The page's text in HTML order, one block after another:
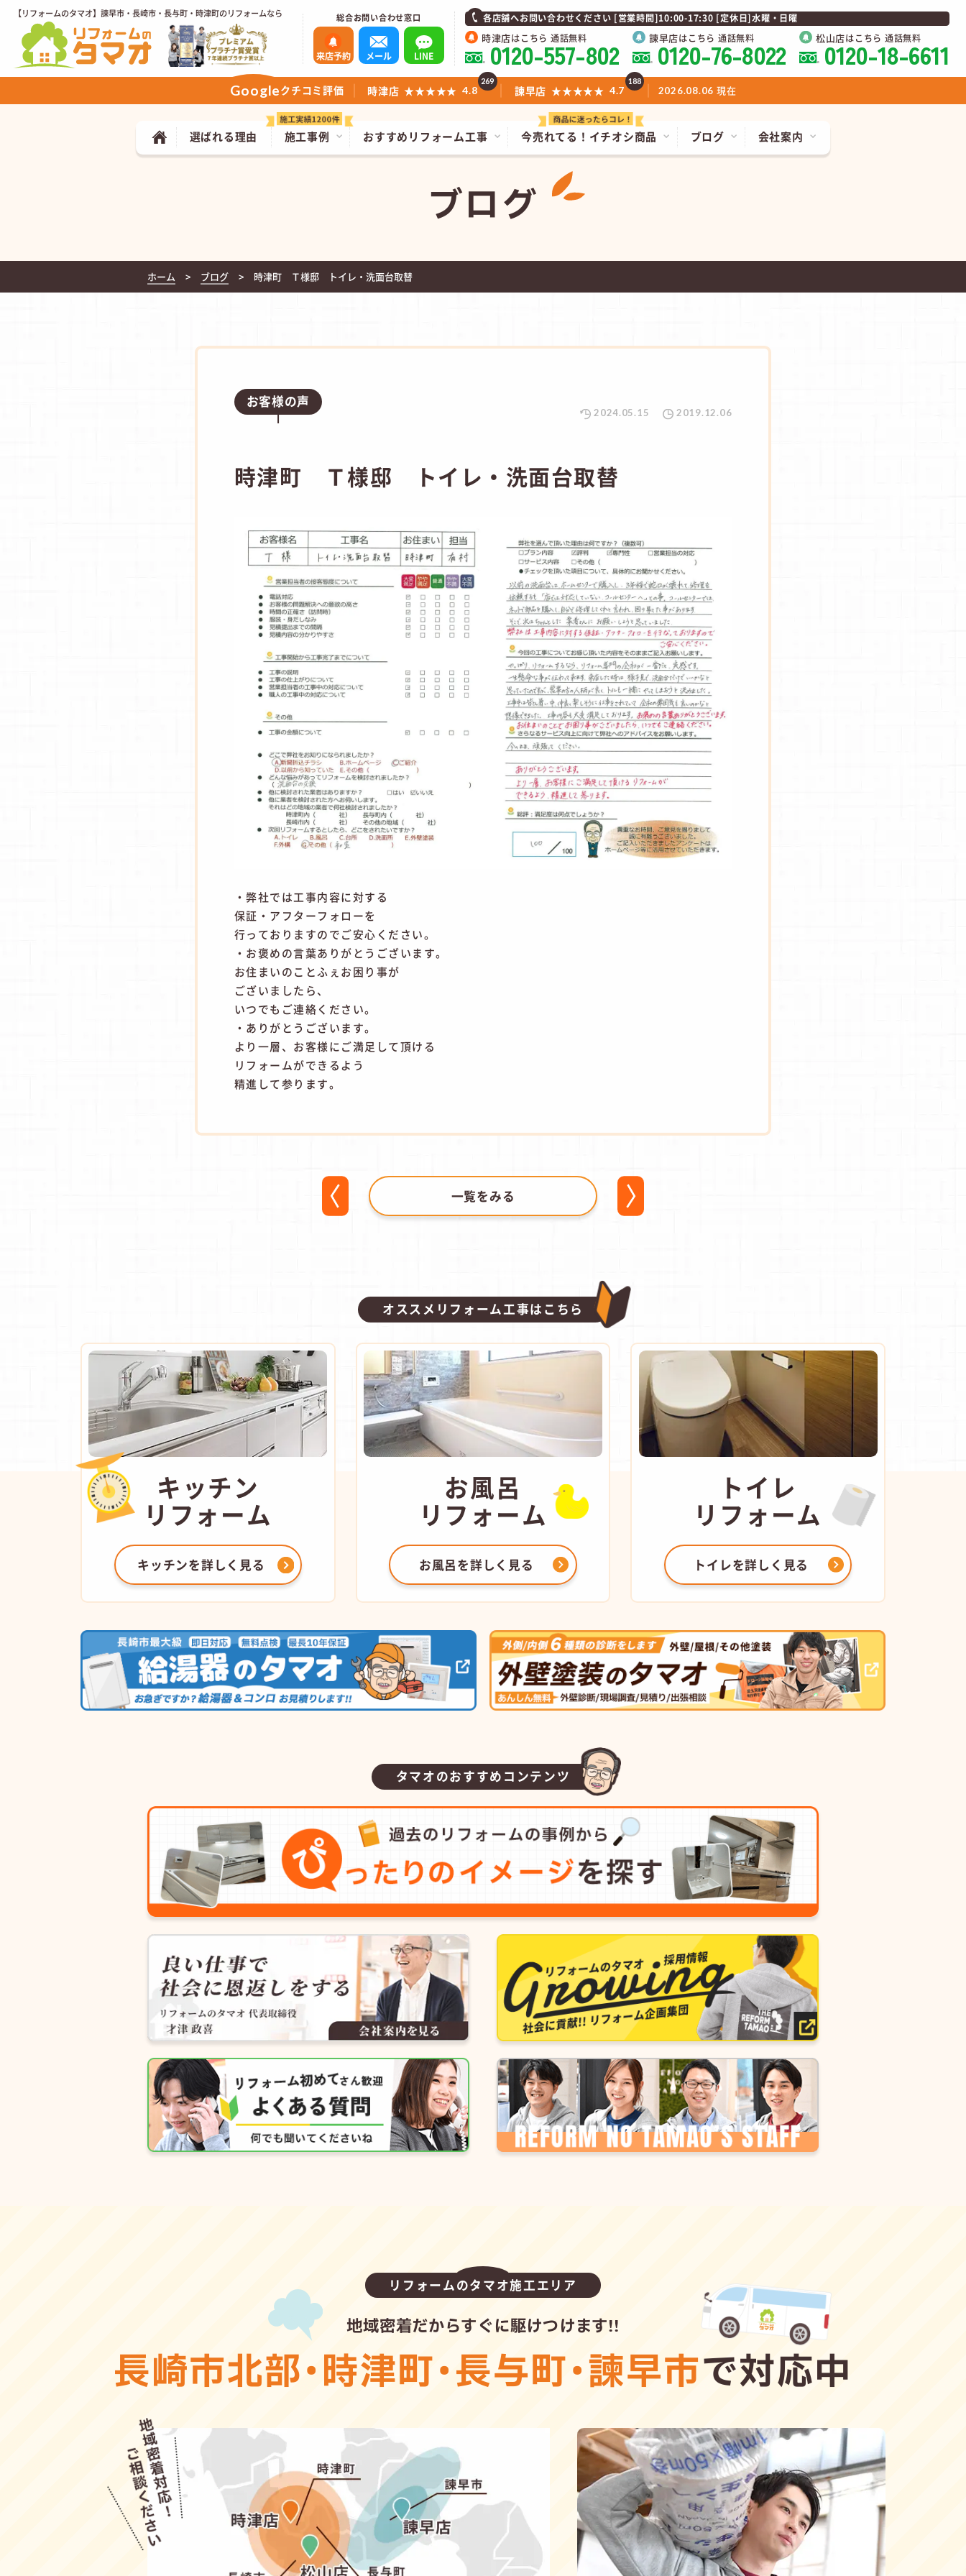
【リフォームのタマオ】諫早市・長崎市・長与町・時津町のリフォームなら 総合お問い合わせ窓口
来店予約 メール LINE
各店舗へお問い合わせください [営業時間]10:00-17:30 [定休日]水曜・日曜
時津店はこちら 通話無料
0120-557-802 諫早店はこちら 通話無料
0120-76-8022 松山店はこちら 通話無料
0120-18-6611
今売れてる！ イチオシ商品
施工事例 おすすめリフォーム工事
選ばれる理由 ブログ 会社案内
Googleクチコミ評価 時津店 ★★★★★ 4.8
269
諫早店 ★★★★★ 4.7
188
2026.08.06 現在
ブログ
ホーム ブログ 時津町 Ｔ様邸 トイレ・洗面台取替
お客様の声
2024.05.15 2019.12.06
時津町 Ｔ様邸 トイレ・洗面台取替
・弊社では工事内容に対する
保証・アフターフォローを
行っておりますのでご安心ください。
・お褒めの言葉ありがとうございます。
お住まいのことふぇお困り事が
ございましたら、
いつでもご連絡ください。
・ありがとうございます。
より一層、お客様にご満足して頂ける
リフォームができるよう
精進して参ります。
一覧をみる
オススメリフォーム工事はこちら
キッチン
リフォーム
キッチンを詳しく見る
お風呂
リフォーム
お風呂を詳しく見る
トイレ
リフォーム
トイレを詳しく見る
タマオのおすすめコンテンツ
リフォームのタマオ施工エリア
地域密着だからすぐに駆けつけます!!
長崎市北部・時津町・長与町・諫早市で対応中